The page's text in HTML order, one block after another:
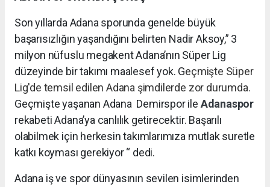
Son yıllarda Adana sporunda genelde büyük
başarısızlığın yaşandığını belirten Nadir Aksoy,” 3
milyon nüfuslu megakent Adana’nın Süper Lig
düzeyinde bir takımı maalesef yok. Geçmişte Süper
Lig'de temsil edilen Adana şimdilerde zor durumda.
Geçmişte yaşanan Adana Demirspor ile Adanaspor
rekabeti Adana’ya canlılık getirecektir. Başarılı
olabilmek için herkesin takımlarımıza mutlak suretle
katkı koyması gerekiyor “ dedi.
Adana iş ve spor dünyasının sevilen isimlerinden